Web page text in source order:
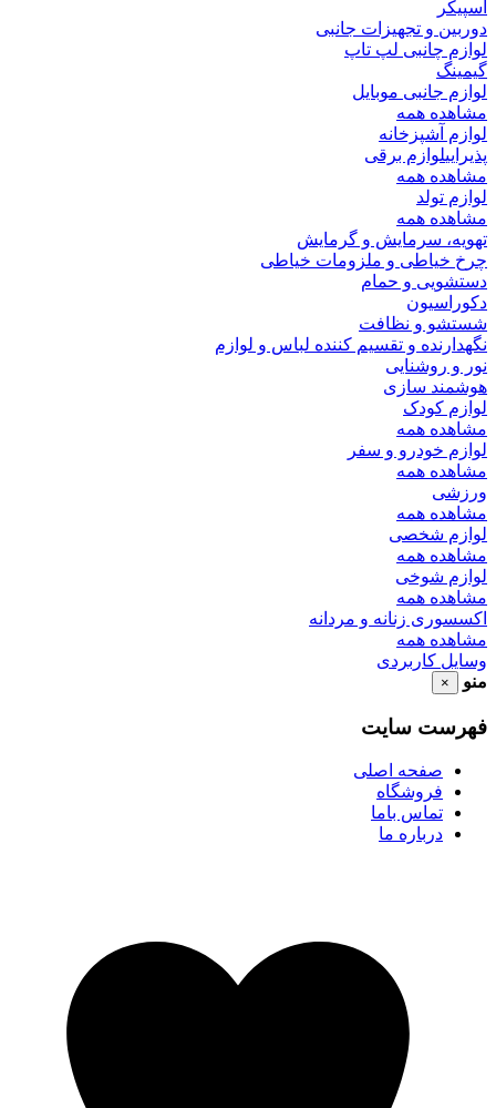
اسپیکر
دوربین و تجهیزات جانبی
لوازم چانبی لپ تاپ
گیمینگ
لوازم جانبی موبایل
مشاهده همه
لوازم آشپزخانه
پذیراییلوازم برقی
مشاهده همه
لوازم تولد
مشاهده همه
تهویه، سرمایش و گرمایش
چرخ خیاطی و ملزومات خیاطی
دستشویی و حمام
دکوراسیون
شستشو و نظافت
نگهدارنده و تقسیم کننده لباس و لوازم
نور و روشنایی
هوشمند سازی
لوازم کودک
مشاهده همه
لوازم خودرو و سفر
مشاهده همه
ورزشی
مشاهده همه
لوازم شخصی
مشاهده همه
لوازم شوخی
مشاهده همه
اکسسوری زنانه و مردانه
مشاهده همه
وسایل کاربردی
منو
×
فهرست سایت
صفحه اصلی
فروشگاه
تماس باما
درباره ما